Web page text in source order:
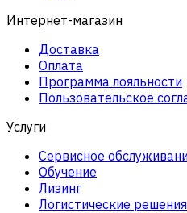
Интернет-магазин
Доставка
Оплата
Программа лояльности
Пользовательское
Услуги
Сервисное
Обучение
Лизинг
Логистические решения